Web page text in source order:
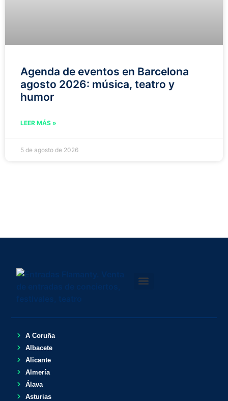
Agenda de eventos en Barcelona
agosto 2026: música, teatro y
humor
LEER MÁS »
5 de agosto de 2026
A Coruña
Albacete
Alicante
Almería
Álava
Asturias